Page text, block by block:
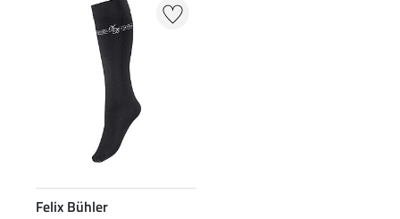
Felix Bühler